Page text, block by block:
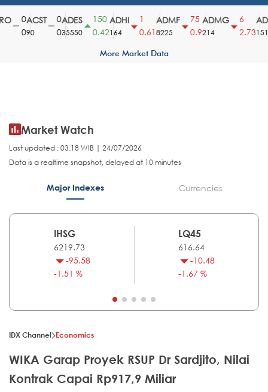
ACST
90
ADES
35550
150
0.42
ADHI
164
0.61
ADMF
8225
75
0.9
ADMG
214
2.731510
More Market Data
Market Watch
Last updated : 03.18 WIB | 24/07/2026
Data is a realtime snapshot, delayed at 10 minutes
Major Indexes Currencies
IHSG
6219.73
-95.58
-1.51 %
LQ45
616.64
-10.48
-1.67 %
IDX Channel Economics
WIKA Garap Proyek RSUP Dr Sardjito, Nilai
Kontrak Capai Rp917,9 Miliar